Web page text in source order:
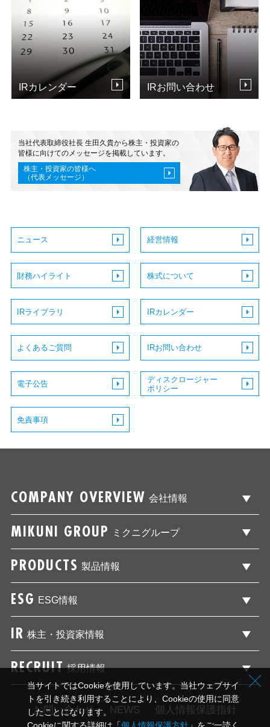
IRカレンダー IRお問い合わせ
当社代表取締役社長 生田久貴から株主・投資家の
皆様に向けてのメッセージを掲載しています。
株主・投資家の皆様へ
（代表メッセージ）
ニュース 経営情報
財務ハイライト 株式について
IRライブラリ IRカレンダー
よくあるご質問 IRお問い合わせ
電子公告
ディスクロージャー
ポリシー
免責事項
COMPANY OVERVIEW 会社情報
MIKUNI GROUP ミクニグループ
PRODUCTS 製品情報
ESG ESG情報
IR 株主・投資家情報
RECRUIT 採用情報
お問い合わせ NEWS 個人情報保護指針
当サイトではCookieを使用しています。当社ウェブサイ
トを引き続き利用することにより、Cookieの使用に同意
したことになります。